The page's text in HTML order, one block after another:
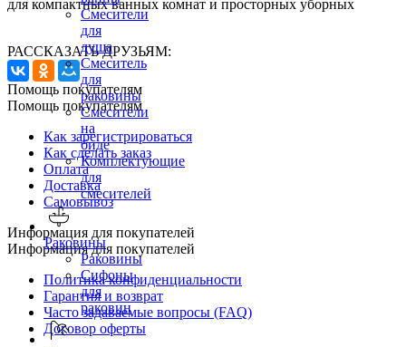
Смесители
для
душа
Смеситель
для
раковины
Смесители
на
биде
Комплектующие
для
смесителей
Раковины
Раковины
Сифоны
для
раковин
для компактных ванных комнат и просторных уборных
РАССКАЗАТЬ ДРУЗЬЯМ:
Помощь покупателям
Помощь покупателям
Как зарегистрироваться
Как сделать заказ
Оплата
Доставка
Самовывоз
Информация для покупателей
Информация для покупателей
Политика конфиденциальности
Гарантия и возврат
Часто задаваемые вопросы (FAQ)
Договор оферты